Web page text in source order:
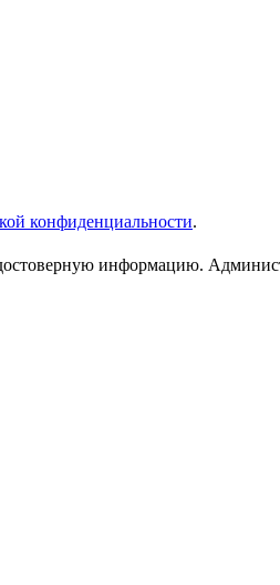
конфиденциальности.
информацию.